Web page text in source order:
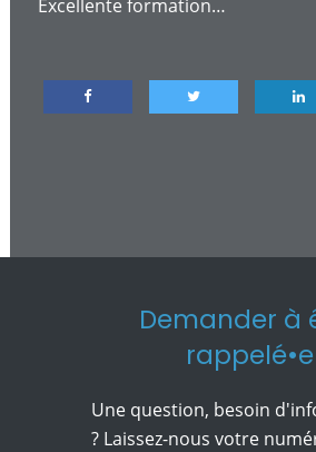
Excellente formation…
Demander à
rappelé•e
Une question, besoin
? Laissez-nous votre